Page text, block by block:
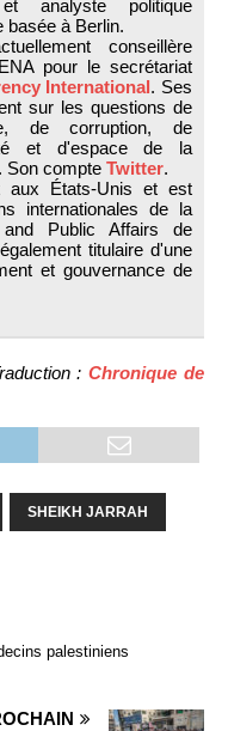
analyste politique
basée à Berlin.
conseillère
pour le secrétariat
International. Ses
sur les questions de
de corruption, de
et d'espace de la
Son compte Twitter.
aux États-Unis et est
internationales de la
Public Affairs de
titulaire d'une
et gouvernance de
:Chronique de
SHEIKH JARRAH
palestiniens